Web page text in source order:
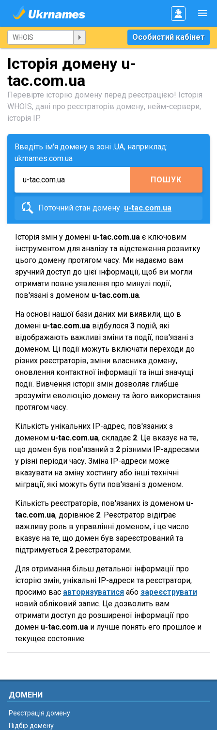
Особистий кабінет
Історія домену u-
tac.com.ua
Перевірте історію домену перед реєстрацією! Історія
WHOIS, дані про реєстраторів домену, нейм-сервери,
історія IP.
Введіть ім'я домену в зоні .UA, наприклад:
ukrnames.com.ua
ПОШУК
Поточний стан домену u-tac.com.ua
Історія змін у домені u-tac.com.ua є ключовим
інструментом для аналізу та відстеження розвитку
цього домену протягом часу. Ми надаємо вам
зручний доступ до цієї інформації, щоб ви могли
отримати повне уявлення про минулі події,
пов'язані з доменом u-tac.com.ua.
На основі нашої бази даних ми виявили, що в
домені u-tac.com.ua відбулося 3 подій, які
відображають важливі зміни та події, пов'язані з
доменом. Ці події можуть включати переходи до
різних реєстраторів, зміни власника домену,
оновлення контактної інформації та інші значущі
події. Вивчення історії змін дозволяє глибше
зрозуміти еволюцію домену та його використання
протягом часу.
Кількість унікальних IP-адрес, пов'язаних з
доменом u-tac.com.ua, складає 2. Це вказує на те,
що домен був пов'язаний з 2 різними IP-адресами
у різні періоди часу. Зміна IP-адреси може
вказувати на зміну хостингу або інші технічні
міграції, які можуть бути пов'язані з доменом.
Кількість реєстраторів, пов'язаних із доменом u-
tac.com.ua, дорівнює 2. Реєстратор відіграє
важливу роль в управлінні доменом, і це число
вказує на те, що домен був зареєстрований та
підтримується 2 реєстраторами.
Для отримання більш детальної інформації про
історію змін, унікальні IP-адреси та реєстратори,
просимо вас авторизуватися або зареєструвати
новий обліковий запис. Це дозволить вам
отримати доступ до розширеної інформації про
домен u-tac.com.ua и лучше понять его прошлое и
текущее состояние.
ДОМЕНИ
Реєстрація домену
Підбір домену